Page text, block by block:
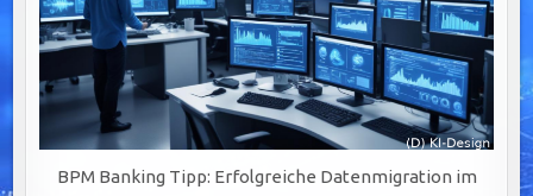
BPM Banking Tipp: Erfolgreiche Datenmigration im